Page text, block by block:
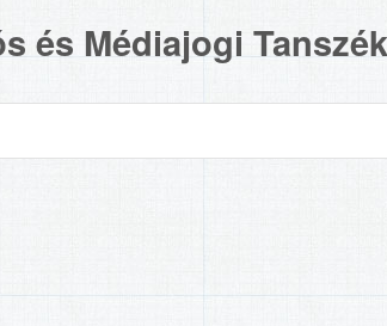
és Médiajogi Tanszék